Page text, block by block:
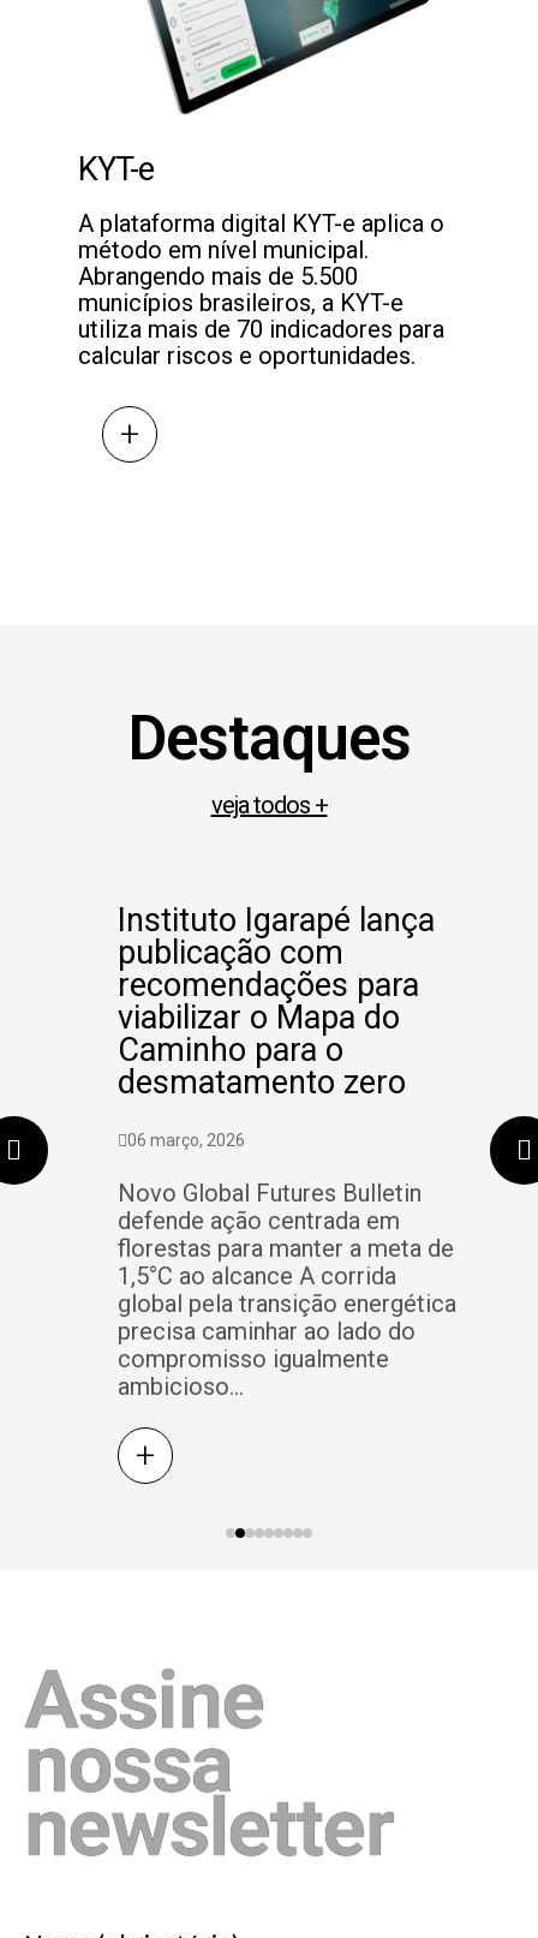
KYT-e
A plataforma digital KYT-e aplica o
método em nível municipal.
Abrangendo mais de 5.500
municípios brasileiros, a KYT-e
utiliza mais de 70 indicadores para
calcular riscos e oportunidades.
+
Destaques
veja todos +
Instituto Igarapé lança
publicação com
recomendações para
viabilizar o Mapa do
Caminho para o
desmatamento zero
06 março, 2026
Novo Global Futures Bulletin
defende ação centrada em
florestas para manter a meta de
1,5°C ao alcance A corrida
global pela transição energética
precisa caminhar ao lado do
compromisso igualmente
ambicioso...
+
Assine
nossa
newsletter